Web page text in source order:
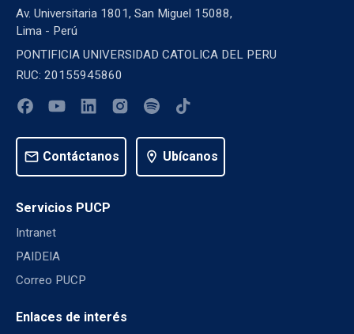
Av. Universitaria 1801, San Miguel 15088,
Lima - Perú
PONTIFICIA UNIVERSIDAD CATOLICA DEL PERU
RUC: 20155945860
mail Contáctanos location_on Ubícanos
Servicios PUCP
Intranet
PAIDEIA
Correo PUCP
Enlaces de interés